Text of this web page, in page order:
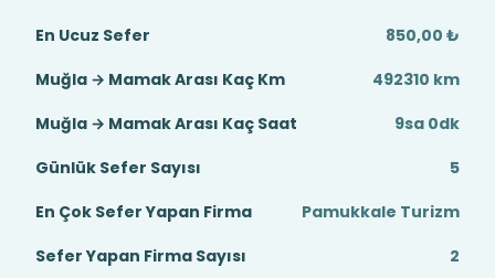
En Ucuz Sefer
850,00 ₺
Muğla → Mamak Arası Kaç Km
492310 km
Muğla → Mamak Arası Kaç Saat
9sa 0dk
Günlük Sefer Sayısı
5
En Çok Sefer Yapan Firma
Pamukkale Turizm
Sefer Yapan Firma Sayısı
2